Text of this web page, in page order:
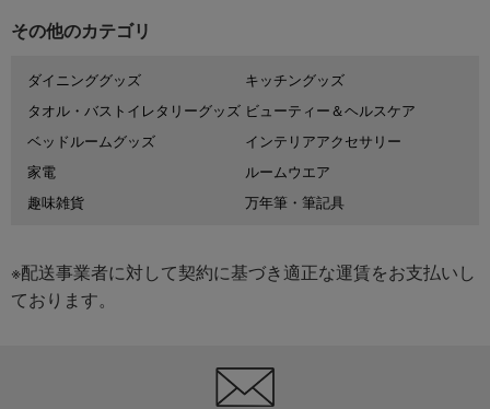
その他のカテゴリ
ダイニンググッズ
キッチングッズ
タオル・バストイレタリーグッズ ビューティー＆ヘルスケア
ベッドルームグッズ
インテリアアクセサリー
家電
ルームウエア
趣味雑貨
万年筆・筆記具
※配送事業者に対して契約に基づき適正な運賃をお支払いし
ております。